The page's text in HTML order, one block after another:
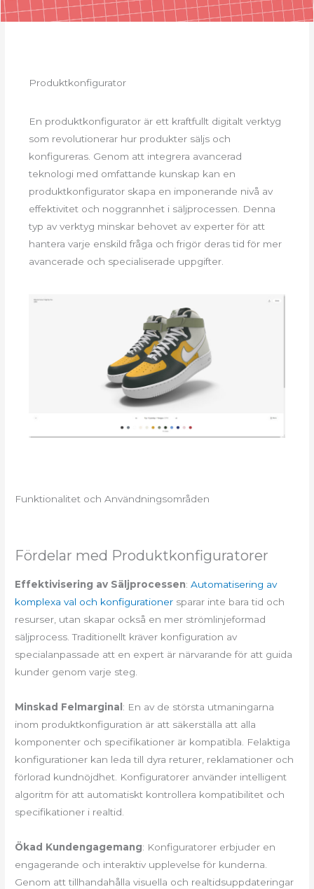
Produktkonfigurator
En produktkonfigurator är ett kraftfullt digitalt verktyg
som revolutionerar hur produkter säljs och
konfigureras. Genom att integrera avancerad
teknologi med omfattande kunskap kan en
produktkonfigurator skapa en imponerande nivå av
effektivitet och noggrannhet i säljprocessen. Denna
typ av verktyg minskar behovet av experter för att
hantera varje enskild fråga och frigör deras tid för mer
avancerade och specialiserade uppgifter.
Funktionalitet och Användningsområden
Fördelar med Produktkonfiguratorer
Effektivisering av Säljprocessen:Automatisering av
komplexa val och konfigurationer sparar inte bara tid och
resurser, utan skapar också en mer strömlinjeformad
säljprocess. Traditionellt kräver konfiguration av
specialanpassade att en expert är närvarande för att guida
kunder genom varje steg.
Minskad Felmarginal : En av de största utmaningarna
inom produktkonfiguration är att säkerställa att alla
komponenter och specifikationer är kompatibla. Felaktiga
konfigurationer kan leda till dyra returer, reklamationer och
förlorad kundnöjdhet. Konfiguratorer använder intelligent
algoritm för att automatiskt kontrollera kompatibilitet och
specifikationer i realtid.
Ökad Kundengagemang: Konfiguratorer erbjuder en
engagerande och interaktiv upplevelse för kunderna.
Genom att tillhandahålla visuella och realtidsuppdateringar